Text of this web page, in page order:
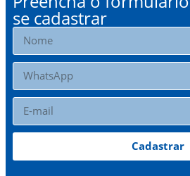
se cadastrar
Cadastrar